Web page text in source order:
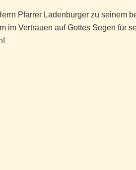
Pfarrer Ladenburger zu seinem
im Vertrauen auf Gottes Segen für